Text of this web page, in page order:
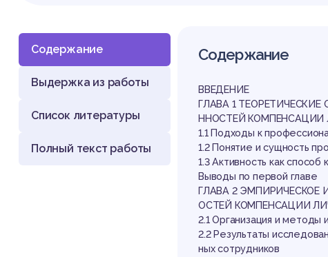
Содержание
Выдержка из работы
Список литературы
Полный текст работы
Содержание
ВВЕДЕНИЕ
ГЛАВА 1
ННОСТЕЙ
1.1 Подходы к
1.2 Понятие и сущность
1.3 Активность как
Выводы по первой главе
ГЛАВА 2
ОСТЕЙ КОМПЕНСАЦИИ
2.1 Организация и методы
2.2 Результаты
ных сотрудников